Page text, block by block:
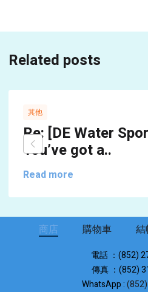
Related posts
其他
Re: [DE Water
You’ve got a..
Read more
商店 購物車 結
電話 ：(852)
傳真 ：(852)
WhatsApp :